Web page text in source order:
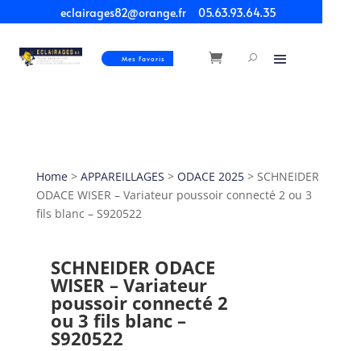
eclairages82@orange.fr 05.63.93.64.35
Mes Favoris
Home> APPAREILLAGES > ODACE 2025> SCHNEIDER
ODACE WISER – Variateur poussoir connecté 2 ou 3
fils blanc – S920522
SCHNEIDER ODACE
WISER – Variateur
poussoir connecté 2
ou 3 fils blanc –
S920522